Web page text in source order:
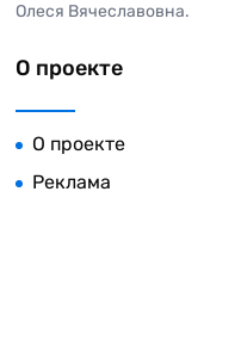
Олеся Вячеславовна.
О проекте
О проекте
Реклама